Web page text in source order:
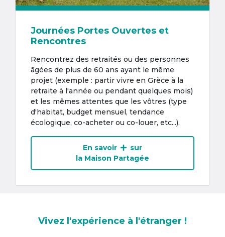
Journées Portes Ouvertes et
Rencontres
Rencontrez des retraités ou des personnes
âgées de plus de 60 ans ayant le même
projet (exemple : partir vivre en Grèce à la
retraite à l'année ou pendant quelques mois)
et les mêmes attentes que les vôtres (type
d'habitat, budget mensuel, tendance
écologique, co-acheter ou co-louer, etc...).
En savoir
sur
la Maison Partagée
Vivez l'expérience à l'étranger !